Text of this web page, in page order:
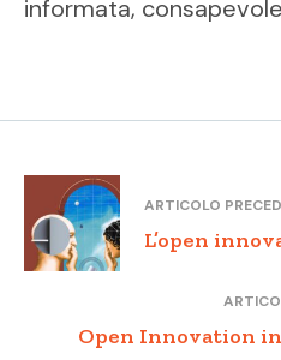
informata,
ARTICOLO
L’open
per la
startup
Open Innovation